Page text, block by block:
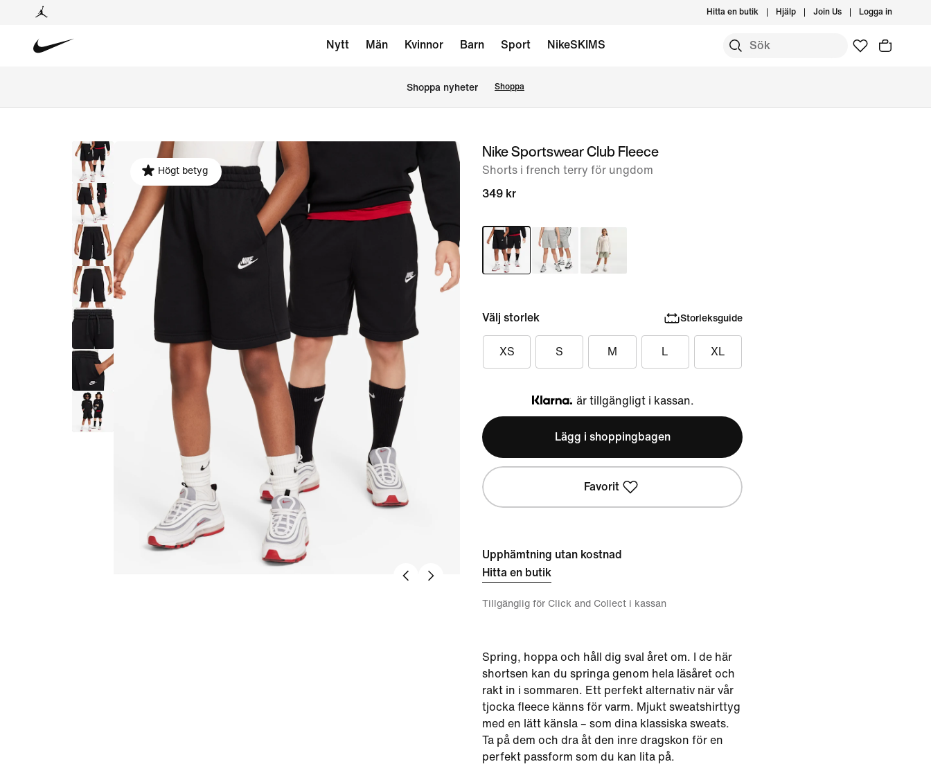
Hitta en butik Hjälp Join Us Logga in
Nytt Män Kvinnor Barn Sport NikeSKIMS
Shoppa nyheter Shoppa
Högt betyg
Nike Sportswear Club Fleece
Shorts i french terry för ungdom
349 kr
Välj storlek Storleksguide
XS S M L XL
Klarna
är tillgängligt i kassan.
Lägg i shoppingbagen
Favorit
Upphämtning utan kostnad
Hitta en butik
Tillgänglig för Click and Collect i kassan
Spring, hoppa och håll dig sval året om. I de här
shortsen kan du springa genom hela läsåret och
rakt in i sommaren. Ett perfekt alternativ när vår
tjocka fleece känns för varm. Mjukt sweatshirttyg
med en lätt känsla – som dina klassiska sweats.
Ta på dem och dra åt den inre dragskon för en
perfekt passform som du kan lita på.